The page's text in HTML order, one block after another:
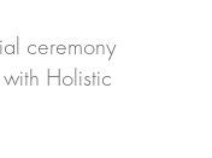
ceremony
Holistic